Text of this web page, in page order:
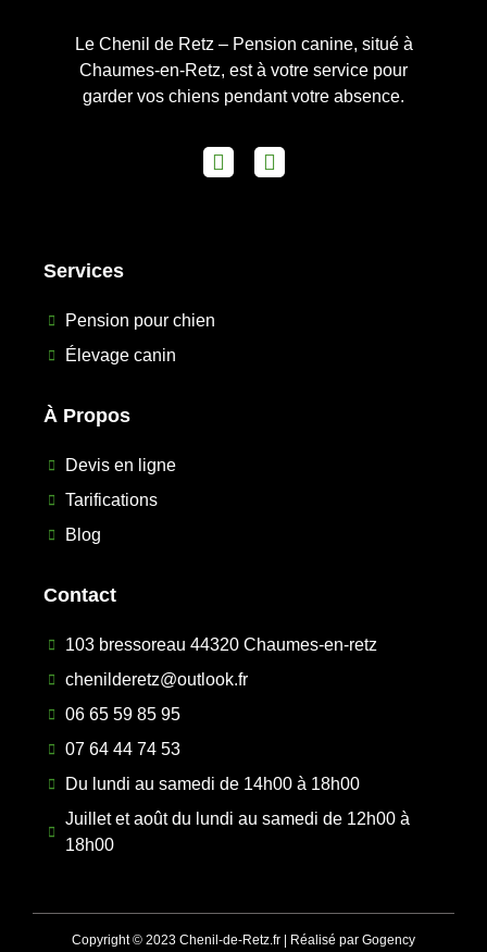
Le Chenil de Retz – Pension canine, situé à
Chaumes-en-Retz, est à votre service pour
garder vos chiens pendant votre absence.
Services
Pension pour chien
Élevage canin
À Propos
Devis en ligne
Tarifications
Blog
Contact
103 bressoreau 44320 Chaumes-en-retz
chenilderetz@outlook.fr
06 65 59 85 95
07 64 44 74 53
Du lundi au samedi de 14h00 à 18h00
Juillet et août du lundi au samedi de 12h00 à
18h00
Copyright © 2023 Chenil-de-Retz.fr | Réalisé par Gogency